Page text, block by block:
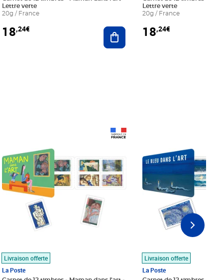
au panier
Lettre verte
20g / France
18,24€ Ajouter au panier
Lettre verte
20g / France
18,24€
Livraison offerte
La Poste
Livraison offerte
La Poste